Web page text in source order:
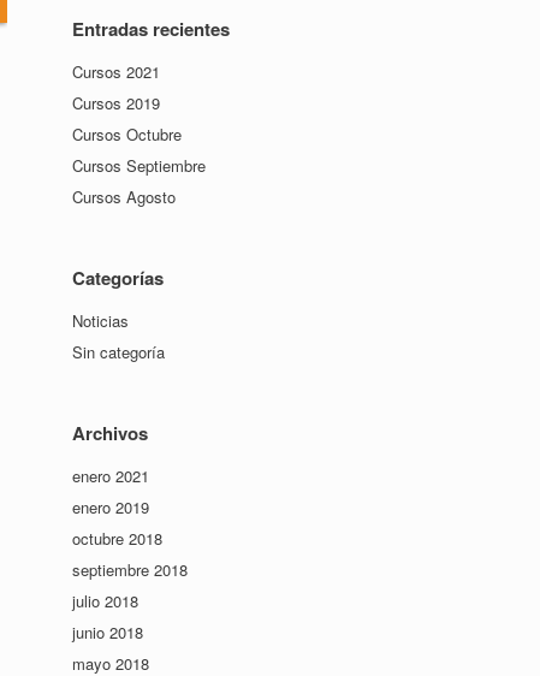
Entradas recientes
Cursos 2021
Cursos 2019
Cursos Octubre
Cursos Septiembre
Cursos Agosto
Categorías
Noticias
Sin categoría
Archivos
enero 2021
enero 2019
octubre 2018
septiembre 2018
julio 2018
junio 2018
mayo 2018